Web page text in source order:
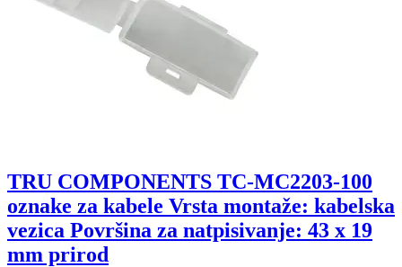
TRU COMPONENTS TC-MC2203-100
oznake za kabele Vrsta montaže: kabelska
vezica Površina za natpisivanje: 43 x 19
mm prirod